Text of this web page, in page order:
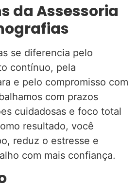
da Assessoria
se diferencia pelo
contínuo, pela
e pelo compromisso com
com prazos
cuidadosas e foco total
resultado, você
reduz o estresse e
com mais confiança.